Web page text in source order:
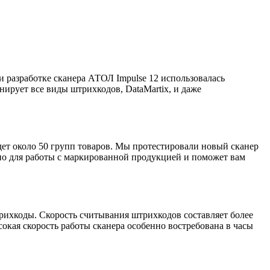
сканера АТОЛ Impulse 12 использовалась
все виды штрихкодов, DataMartix, и даже
около 50 групп товаров. Мы протестировали новый сканер
для работы с маркированной продукцией и поможет вам
Скорость считывания штрихкодов составляет более
скорость работы сканера особенно востребована в часы